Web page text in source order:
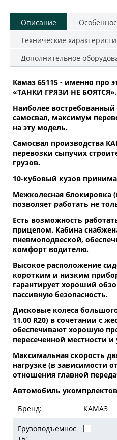
Описание
Технические
Дополнительное
Камаз 65115 - именно про
«ТАНКИ ГРЯЗИ НЕ БОЯТСЯ».
Наиболее
самосвал, максимум
на эту модель.
Самосвал производства
перевозки сыпучих
грузов.
10-кубовый кузов
Межколесная блокировка
позволяет работать не
Есть возможность
прицепом. Кабина
пневмоподвеской,
комфорт водителю.
Высокое расположение
коротким и низким
гарантирует хороший
пассивную безопасность.
Дисковые колеса
11.00 R20) в сочетании с
обеспечивают хорошую
пересеченной местности
Максимальная скорость
нагрузке (в зависимости
отношения главной
Автомобиль
Бренд:
КАМАЗ
Грузоподъемнос